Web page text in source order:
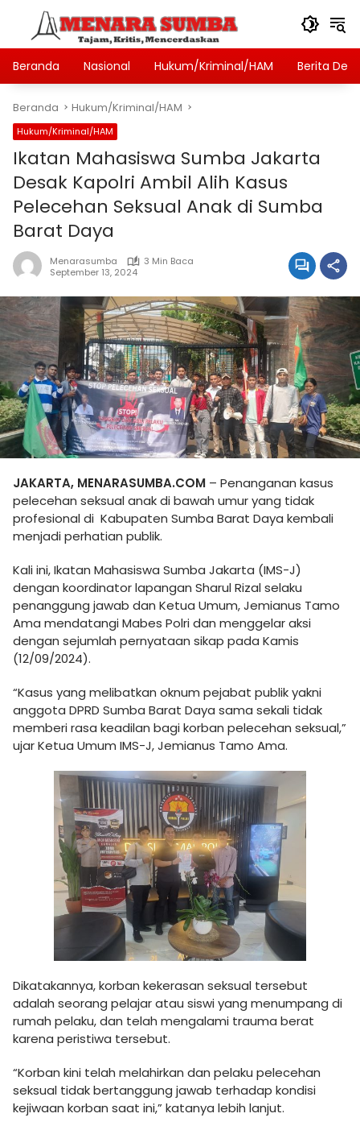
Langsung
konten
Beranda
Nasional Hukum/Kriminal/HAM Berita Desa
Beranda Hukum/Kriminal/HAM
Hukum/Kriminal/HAM
Ikatan Mahasiswa Sumba Jakarta
Desak Kapolri Ambil Alih Kasus
Pelecehan Seksual Anak di Sumba
Barat Daya
Menarasumba
3 Min Baca
September 13, 2024
JAKARTA, MENARASUMBA.COM – Penanganan kasus
pelecehan seksual anak di bawah umur yang tidak
profesional di Kabupaten Sumba Barat Daya kembali
menjadi perhatian publik.
Kali ini, Ikatan Mahasiswa Sumba Jakarta (IMS-J)
dengan koordinator lapangan Sharul Rizal selaku
penanggung jawab dan Ketua Umum, Jemianus Tamo
Ama mendatangi Mabes Polri dan menggelar aksi
dengan sejumlah pernyataan sikap pada Kamis
(12/09/2024).
“Kasus yang melibatkan oknum pejabat publik yakni
anggota DPRD Sumba Barat Daya sama sekali tidak
memberi rasa keadilan bagi korban pelecehan seksual,”
ujar Ketua Umum IMS-J, Jemianus Tamo Ama.
Dikatakannya, korban kekerasan seksual tersebut
adalah seorang pelajar atau siswi yang menumpang di
rumah pelaku, dan telah mengalami trauma berat
karena peristiwa tersebut.
“Korban kini telah melahirkan dan pelaku pelecehan
seksual tidak bertanggung jawab terhadap kondisi
kejiwaan korban saat ini,” katanya lebih lanjut.